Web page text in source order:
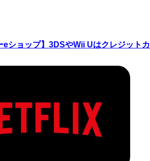
eショップ】3DSやWii Uはクレジッ